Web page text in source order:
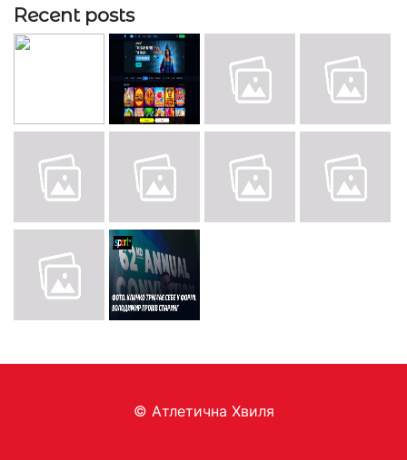
Recent posts
© Aтлетична Хвиля